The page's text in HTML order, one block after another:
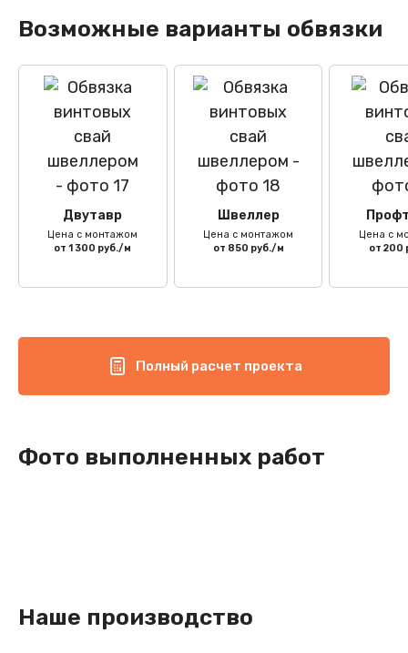
Возможные варианты обвязки
Двутавр
Цена с монтажом
от 1 300 руб./м
Швеллер
Цена с монтажом
от 850 руб./м
Цена с
от 200
Полный расчет проекта
Фото выполненных работ
Наше производство